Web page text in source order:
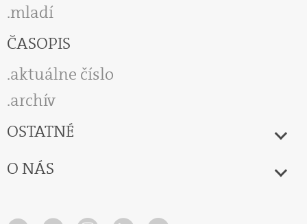
mladí
ČASOPIS
aktuálne číslo
archív
OSTATNÉ
O NÁS